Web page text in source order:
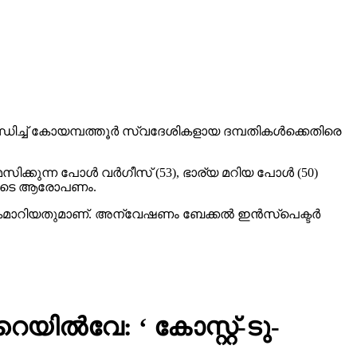
കോയമ്പത്തൂര്‍ സ്വദേശികളായ ദമ്പതികള്‍ക്കെതിരെ
പോള്‍ വര്‍ഗീസ് (53), ഭാര്യ മറിയ പോള്‍ (50)
ആരോപണം.
അന്വേഷണം ബേക്കല്‍ ഇന്‍സ്‌പെക്ടര്‍
‘ കോസ്റ്റ്-ടു-